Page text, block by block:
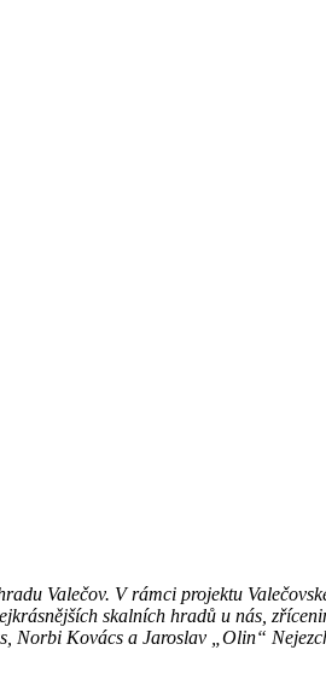
Valečov. V rámci projektu
skalních hradů u nás,
Kovács a Jaroslav „Olin“